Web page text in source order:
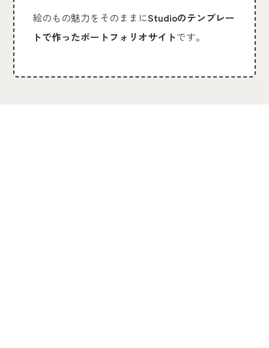
絵のもの魅力をそのままにStudioのテンプレー
トで作ったポートフォリオサイトです。